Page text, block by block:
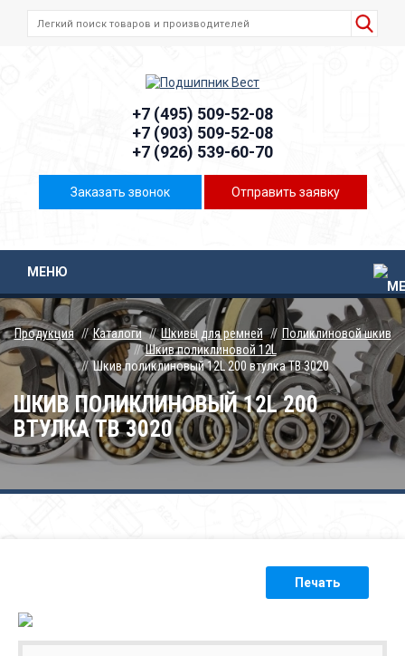
+7 (495) 509-52-08
+7 (903) 509-52-08
+7 (926) 539-60-70
Заказать звонок Отправить заявку
МЕНЮ
Продукция Каталоги Шкивы для ремней
Поликлиновой шкив
Шкив поликлиновой 12L
Шкив поликлиновый 12L 200 втулка ТВ 3020
ШКИВ ПОЛИКЛИНОВЫЙ 12L 200
ВТУЛКА ТВ 3020
Печать